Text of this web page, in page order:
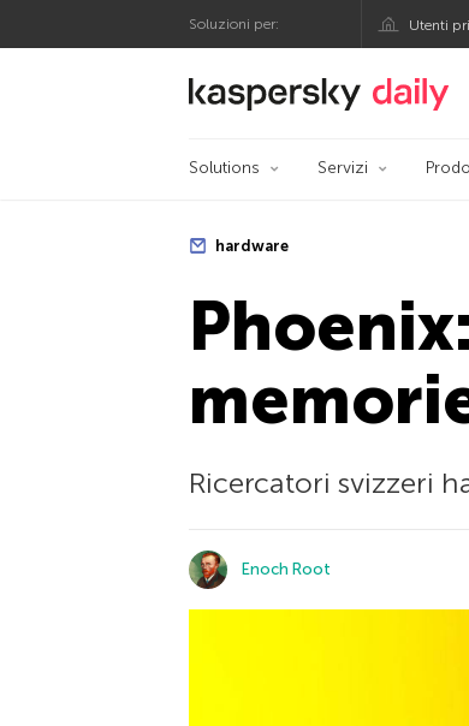
Soluzioni per: Utenti
Blog
Solutions Servizi
hardware
Ricercatori svizzeri
Enoch Root